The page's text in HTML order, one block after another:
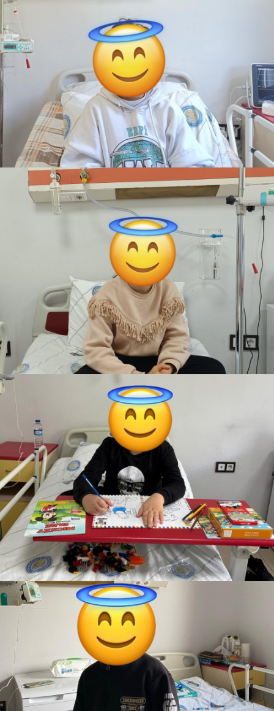
Delal
Teslim Edildi
Pembe renkli akıllı bileklik
Fatime Zehra
Bize Ulaştı
Kayısı Kokulu Masallar
Yunus Emre
Teslim Edildi
Lego Seti
Ali
Teslim Edildi
Fenerbahçe Forması